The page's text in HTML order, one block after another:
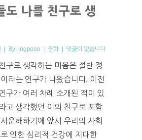
도 나를 친구로 생
| By: ingppoo | 문화 | 댓글이 없습니다
구로 생각하는 마음은 절반 정
이라는 연구가 나왔습니다. 이전
구가 여러 차례 소개된 적이 있
고 생각했던 이의 친구로 포함
운해하기에 앞서 우리의 사회
인한 심리적 건강에 지대한